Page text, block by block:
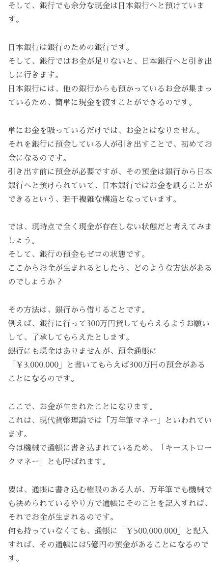
そして、銀行でも余分な現金は日本銀行へと預けていま
す。
日本銀行は銀行のための銀行です。
そして、銀行ではお金が足りないと、日本銀行へと引き出
しに行きます。
日本銀行には、他の銀行からも預かっているお金が集まっ
ているため、簡単に現金を渡すことができるのです。
単にお金を吸っているだけでは、お金とはなりません。
それを銀行に預金している人が引き出すことで、初めてお
金になるのです。
引き出す前に預金が必要ですが、その預金は銀行から日本
銀行へと預けられていて、日本銀行ではお金を刷ることが
できるという、若干複雑な構造となっています。
では、現時点で全く現金が存在しない状態だと考えてみま
しょう。
そして、銀行の預金もゼロの状態です。
ここからお金が生まれるとしたら、どのような方法がある
のでしょうか？
その方法は、銀行から借りることです。
例えば、銀行に行って300万円貸してもらえるようお願い
して、了承してもらえたとします。
銀行にも現金はありませんが、預金通帳に
「￥3,000,000」と書いてもらえば300万円の預金がある
ことになるのです。
ここで、お金が生まれたことになります。
これは、現代貨幣理論では「万年筆マネー」といわれてい
ます。
今は機械で通帳に書き込まれているため、「キーストロー
クマネー」とも呼ばれます。
要は、通帳に書き込む権限のある人が、万年筆でも機械で
も決められているやり方で通帳にそのことを記入すれば、
それでお金が生まれるのです。
何も持っていなくても、通帳に「￥500,000,000」と記入
すれば、その通帳には5億円の預金があることになるので
す。